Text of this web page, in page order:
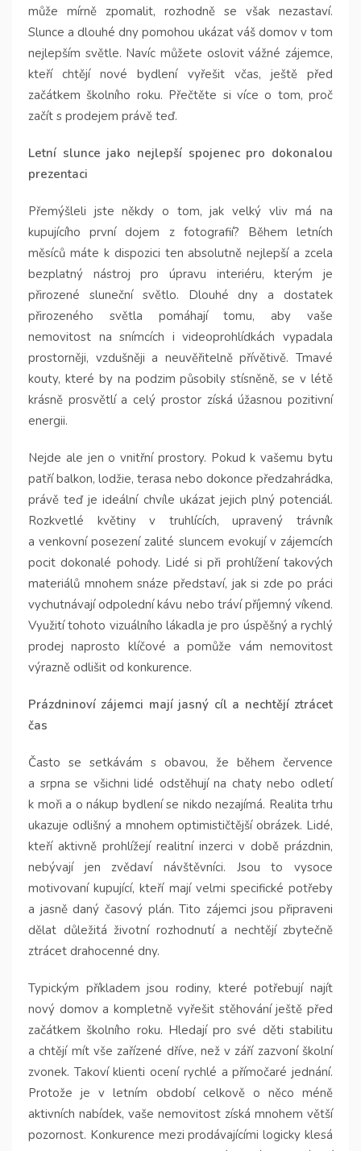
může mírně zpomalit, rozhodně se však nezastaví.
Slunce a dlouhé dny pomohou ukázat váš domov v tom
nejlepším světle. Navíc můžete oslovit vážné zájemce,
kteří chtějí nové bydlení vyřešit včas, ještě před
začátkem školního roku. Přečtěte si více o tom, proč
začít s prodejem právě teď.
Letní slunce jako nejlepší spojenec pro dokonalou
prezentaci
Přemýšleli jste někdy o tom, jak velký vliv má na
kupujícího první dojem z fotografií? Během letních
měsíců máte k dispozici ten absolutně nejlepší a zcela
bezplatný nástroj pro úpravu interiéru, kterým je
přirozené sluneční světlo. Dlouhé dny a dostatek
přirozeného světla pomáhají tomu, aby vaše
nemovitost na snímcích i videoprohlídkách vypadala
prostorněji, vzdušněji a neuvěřitelně přívětivě. Tmavé
kouty, které by na podzim působily stísněně, se v létě
krásně prosvětlí a celý prostor získá úžasnou pozitivní
energii.
Nejde ale jen o vnitřní prostory. Pokud k vašemu bytu
patří balkon, lodžie, terasa nebo dokonce předzahrádka,
právě teď je ideální chvíle ukázat jejich plný potenciál.
Rozkvetlé květiny v truhlících, upravený trávník
a venkovní posezení zalité sluncem evokují v zájemcích
pocit dokonalé pohody. Lidé si při prohlížení takových
materiálů mnohem snáze představí, jak si zde po práci
vychutnávají odpolední kávu nebo tráví příjemný víkend.
Využití tohoto vizuálního lákadla je pro úspěšný a rychlý
prodej naprosto klíčové a pomůže vám nemovitost
výrazně odlišit od konkurence.
Prázdninoví zájemci mají jasný cíl a nechtějí ztrácet
čas
Často se setkávám s obavou, že během července
a srpna se všichni lidé odstěhují na chaty nebo odletí
k moři a o nákup bydlení se nikdo nezajímá. Realita trhu
ukazuje odlišný a mnohem optimističtější obrázek. Lidé,
kteří aktivně prohlížejí realitní inzerci v době prázdnin,
nebývají jen zvědaví návštěvníci. Jsou to vysoce
motivovaní kupující, kteří mají velmi specifické potřeby
a jasně daný časový plán. Tito zájemci jsou připraveni
dělat důležitá životní rozhodnutí a nechtějí zbytečně
ztrácet drahocenné dny.
Typickým příkladem jsou rodiny, které potřebují najít
nový domov a kompletně vyřešit stěhování ještě před
začátkem školního roku. Hledají pro své děti stabilitu
a chtějí mít vše zařízené dříve, než v září zazvoní školní
zvonek. Takoví klienti ocení rychlé a přímočaré jednání.
Protože je v letním období celkově o něco méně
aktivních nabídek, vaše nemovitost získá mnohem větší
pozornost. Konkurence mezi prodávajícími logicky klesá